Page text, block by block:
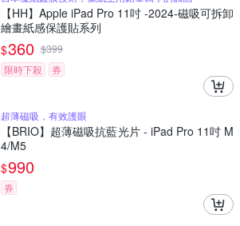
【HH】Apple iPad Pro 11吋 -2024-磁吸可拆卸
繪畫紙感保護貼系列
$360 $399
限時下殺
券
超薄磁吸，有效護眼
【BRIO】超薄磁吸抗藍光片 - iPad Pro 11吋 M
4/M5
$990
券